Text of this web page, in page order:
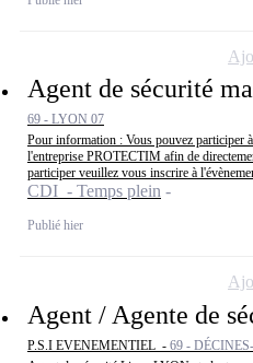
Agent de sécurité
69 - LYON 07
Pour information : Vous pouvez participer
l'entreprise PROTECTIM afin de
participer veuillez vous inscrire à
CDI - Temps plein
Publié hier
Agent / Agente de
P.S.I EVENEMENTIEL - 69 -